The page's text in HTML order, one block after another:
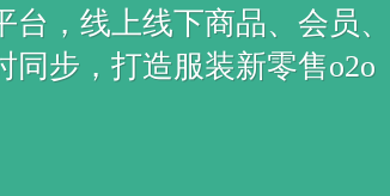
，线上线下商品、会员、
同步，打造服装新零售o2o